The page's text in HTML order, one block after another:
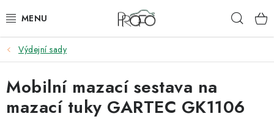
na
ZVEDÁKY
ZOUVAČKY
VYVAŽOVAČKY
Výdejní sady
Mobilní mazací sestava na
mazací tuky GARTEC GK1106